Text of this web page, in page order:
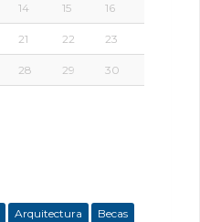
14 15 16
21 22 23
28 29 30
Arquitectura
Becas